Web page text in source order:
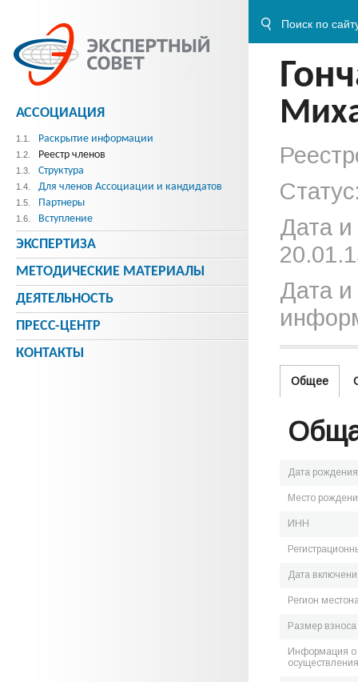
Дата
Дата и
Общее
Дата рождения
Место
ИНН
Дата
Регион
Размер
Информация о
АССОЦИАЦИЯ
1.1. Раскрытие информации
1.2. Реестр членов
1.3. Структура
1.4. Для членов Ассоциации и кандидатов
1.5. Партнеры
1.6. Вступление
ЭКСПЕРТИЗА
МЕТОДИЧЕСКИE МАТЕРИАЛЫ
ДЕЯТЕЛЬНОСТЬ
ПРЕСС-ЦЕНТР
КОНТАКТЫ